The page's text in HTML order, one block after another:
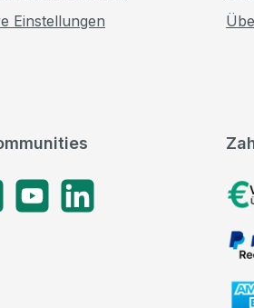
Einstellungen
YouTubeLinkedIn